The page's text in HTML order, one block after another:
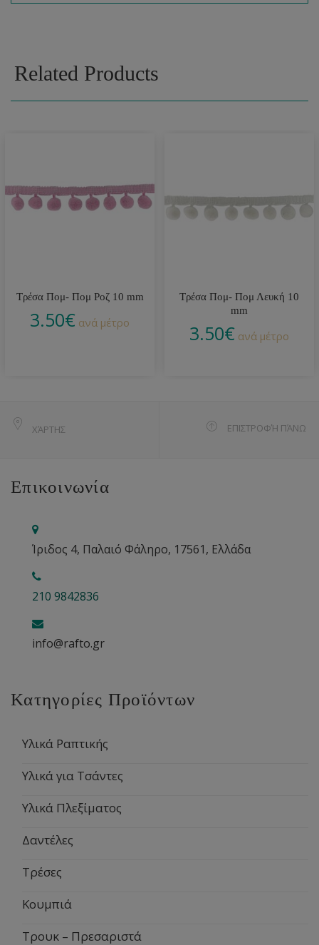
Related Products
Τρέσα Πομ- Πομ Ροζ 10 mm
3.50€ ανά μέτρο
Τρέσα Πομ- Πομ Λευκή 10
mm
3.50€ ανά μέτρο
ΧΆΡΤΗΣ ΕΠΙΣΤΡΟΦΉ ΠΆΝΩ
Επικοινωνία
Ίριδος 4, Παλαιό Φάληρο, 17561, Ελλάδα
210 9842836
info@rafto.gr
Κατηγορίες Προϊόντων
Υλικά Ραπτικής
Υλικά για Τσάντες
Υλικά Πλεξίματος
Δαντέλες
Τρέσες
Κουμπιά
Τρουκ – Πρεσαριστά